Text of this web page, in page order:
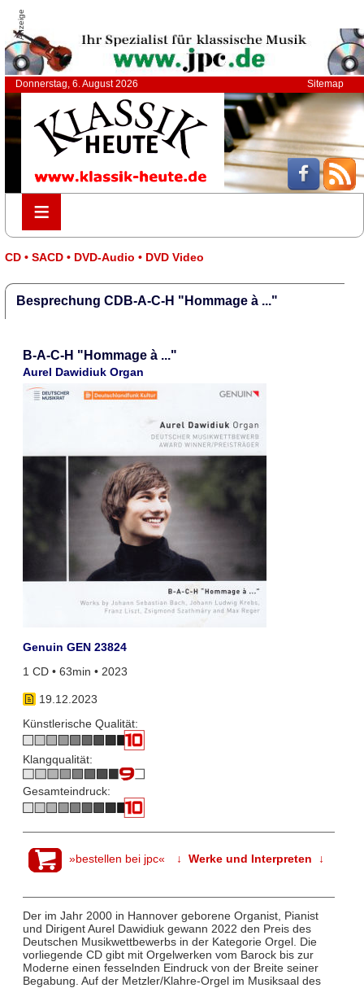
Anzeige
Donnerstag, 6. August 2026 Sitemap
≡
≡
CD • SACD • DVD-Audio • DVD Video
Besprechung CDB-A-C-H "Hommage à ..."
B-A-C-H "Hommage à ..."
Aurel Dawidiuk Organ
Genuin GEN 23824
1 CD • 63min • 2023
19.12.2023
Künstlerische Qualität:
Klangqualität:
Gesamteindruck:
»bestellen bei jpc« ↓ Werke und Interpreten ↓
Der im Jahr 2000 in Hannover geborene Organist, Pianist
und Dirigent Aurel Dawidiuk gewann 2022 den Preis des
Deutschen Musikwettbewerbs in der Kategorie Orgel. Die
vorliegende CD gibt mit Orgelwerken vom Barock bis zur
Moderne einen fesselnden Eindruck von der Breite seiner
Begabung. Auf der Metzler/Klahre-Orgel im Musiksaal des